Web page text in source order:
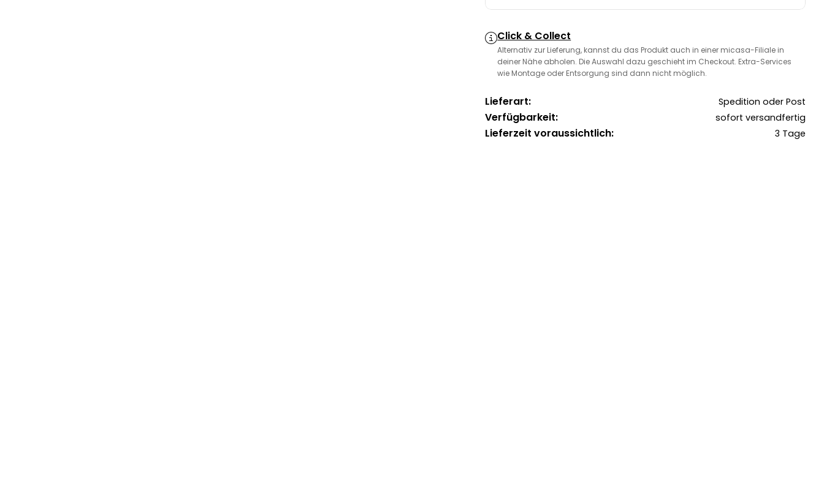
Click & Collect
Alternativ zur Lieferung, kannst du das Produkt auch in einer micasa-Filiale in
deiner Nähe abholen. Die Auswahl dazu geschieht im Checkout. Extra-Services
wie Montage oder Entsorgung sind dann nicht möglich.
Lieferart: Spedition oder Post
Verfügbarkeit: sofort versandfertig
Lieferzeit voraussichtlich: 3 Tage